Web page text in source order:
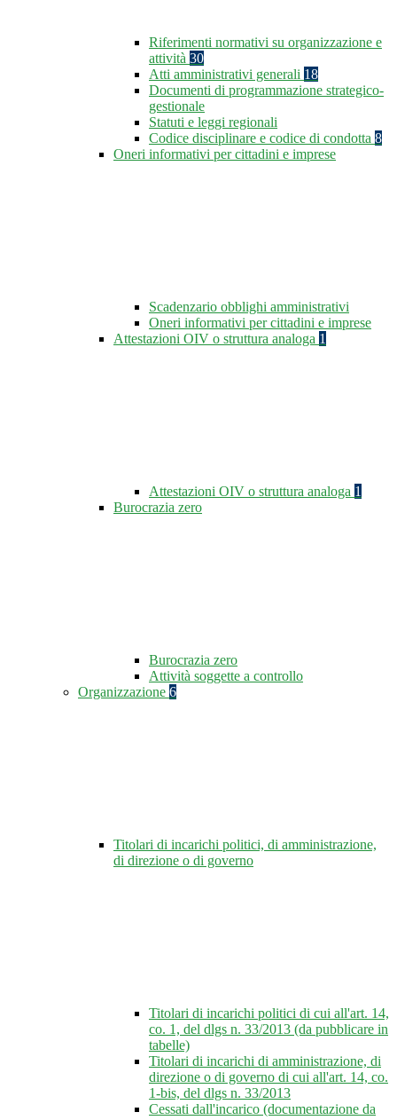
Riferimenti normativi su organizzazione e
attività 30
Atti amministrativi generali 18
Documenti di programmazione strategico-
gestionale
Statuti e leggi regionali
Codice disciplinare e codice di condotta 8
Oneri informativi per cittadini e imprese
Scadenzario obblighi amministrativi
Oneri informativi per cittadini e imprese
Attestazioni OIV o struttura analoga 1
Attestazioni OIV o struttura analoga 1
Burocrazia zero
Burocrazia zero
Attività soggette a controllo
Organizzazione 6
Titolari di incarichi politici, di amministrazione,
di direzione o di governo
Titolari di incarichi politici di cui all'art. 14,
co. 1, del dlgs n. 33/2013 (da pubblicare in
tabelle)
Titolari di incarichi di amministrazione, di
direzione o di governo di cui all'art. 14, co.
1-bis, del dlgs n. 33/2013
Cessati dall'incarico (documentazione da